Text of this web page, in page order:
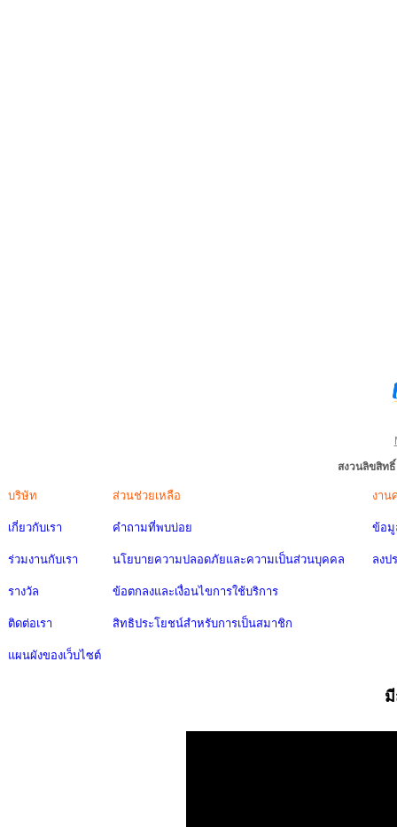
สงวนลิขสิท
บริษัท
เกี่ยวกับเรา
ร่วมงานกับเรา
รางวัล
ติดต่อเรา
แผนผังของเว็บไซต์
ส่วนช่วยเหลือ
คำถามที่พบบ่อย
นโยบายความปลอดภัยและความเป็นส่วนบุคคล
ข้อตกลงและเงื่อนไขการใช้บริการ
สิทธิประโยชน์สำหรับการเป็นสมาชิก
งาน
ข้อมู
ลงป